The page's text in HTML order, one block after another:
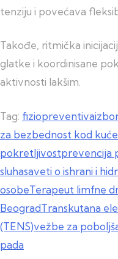
tenziju i povećava
Takođe, ritmička
glatke i koordinisane
aktivnosti lakšim.
Tag: fiziopreventiva
za bezbednost kod kuće
pokretljivostprevencija
sluhasaveti o ishrani i
osobeTerapeut limfne
BeogradTranskutana
(TENS)vežbe za
pada